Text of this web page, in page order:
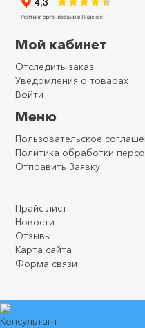
Мой кабинет
Отследить заказ
Уведомления о товарах
Войти
Меню
Пользовательское
Политика обработки
Отправить Заявку
Прайс-лист
Новости
Отзывы
Карта сайта
Форма связи
Консультант